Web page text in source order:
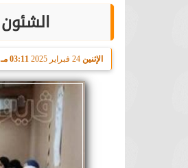
الإثنين 24 فبراير 2025 03:11 مـ